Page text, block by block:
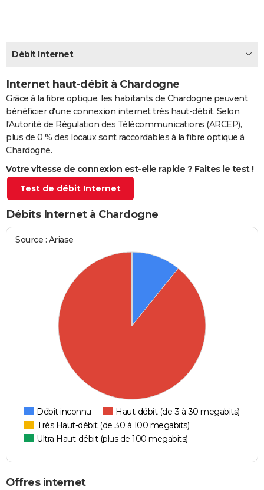
CARTE DE VOEUX
Carte de Noël
Carte Bonne année
Carte Saint-Valentin
Carte Pâques
Carte d'anniversaire
DICTIONNAIRE
PROGRAMME TV
COPAINS D'AVANT
S'inscrire
Se connecter
Lycées
Collèges
Primaires
Universités
Entreprises
Service militaire
Avis de recherche
Bricolage
Lifestyle
Culture
Sport
Auto
Television
Voyage
Cinema
Débit Internet
Internet haut-débit à Chardogne
Grâce à la fibre optique, les habitants de Chardogne peuvent
bénéficier d'une connexion internet très haut-débit. Selon
l'Autorité de Régulation des Télécommunications (ARCEP),
plus de 0 % des locaux sont raccordables à la fibre optique à
Chardogne.
Votre vitesse de connexion est-elle rapide ? Faites le test !
Test de débit Internet
Débits Internet à Chardogne
Source : Ariase
Débit inconnu
Haut-débit (de 3 à 30 megabits)
Très Haut-débit (de 30 à 100 megabits)
Ultra Haut-débit (plus de 100 megabits)
Offres internet